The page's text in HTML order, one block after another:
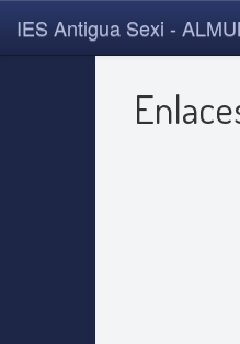
IES Antigua Sexi -